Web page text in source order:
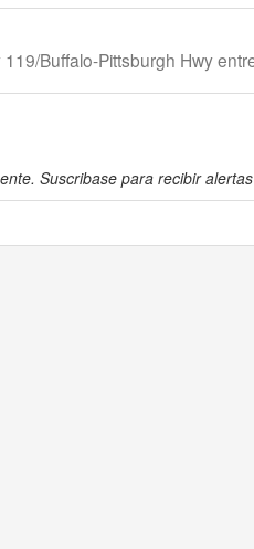
Buffalo-Pittsburgh Hwy
Suscribase para recibir